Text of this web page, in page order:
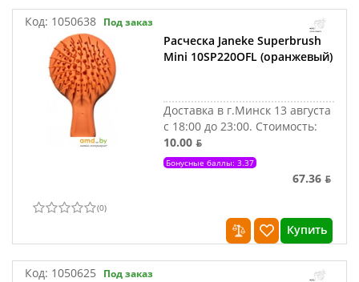
Код: 1050638 Под заказ
Расческа Janeke Superbrush
Mini 10SP220OFL (оранжевый)
Доставка в г.Минск 13 августа
с 18:00 до 23:00. Стоимость:
10.00 ƃ
Бонусные баллы: 3.37
67.36 ƃ
(0)
Купить
Код: 1050625 Под заказ